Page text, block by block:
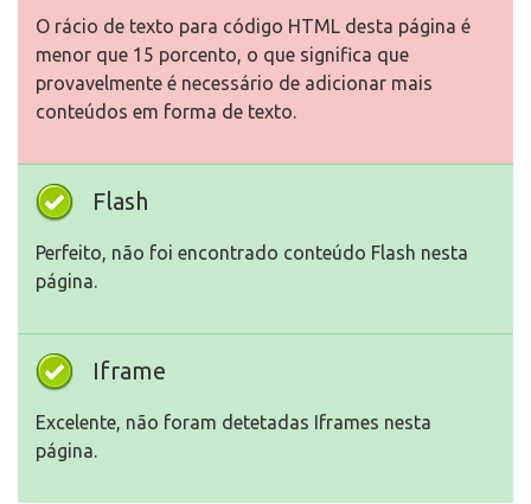
O rácio de texto para código HTML desta página é
menor que 15 porcento, o que significa que
provavelmente é necessário de adicionar mais
conteúdos em forma de texto.
Flash
Perfeito, não foi encontrado conteúdo Flash nesta
página.
Iframe
Excelente, não foram detetadas Iframes nesta
página.